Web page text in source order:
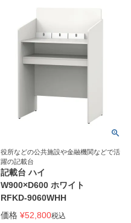
役所などの公共施設や金融機関などで活
躍の記載台
記載台 ハイ
W900×D600 ホワイト
RFKD-9060WHH
価格 ¥52,800税込